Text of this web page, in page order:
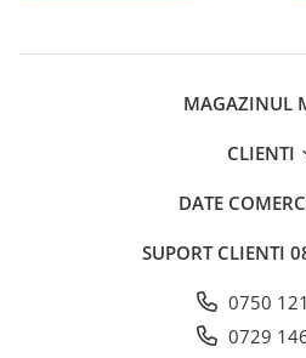
MAGAZINUL
CLIENTI
DATE
SUPORT CLIENTI
0750
0729